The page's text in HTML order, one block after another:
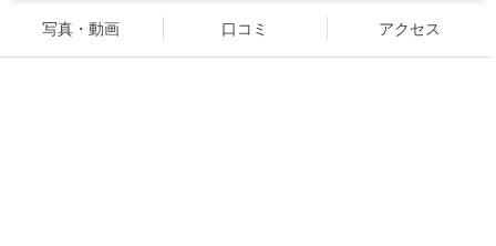
写真・動画 口コミ アクセス